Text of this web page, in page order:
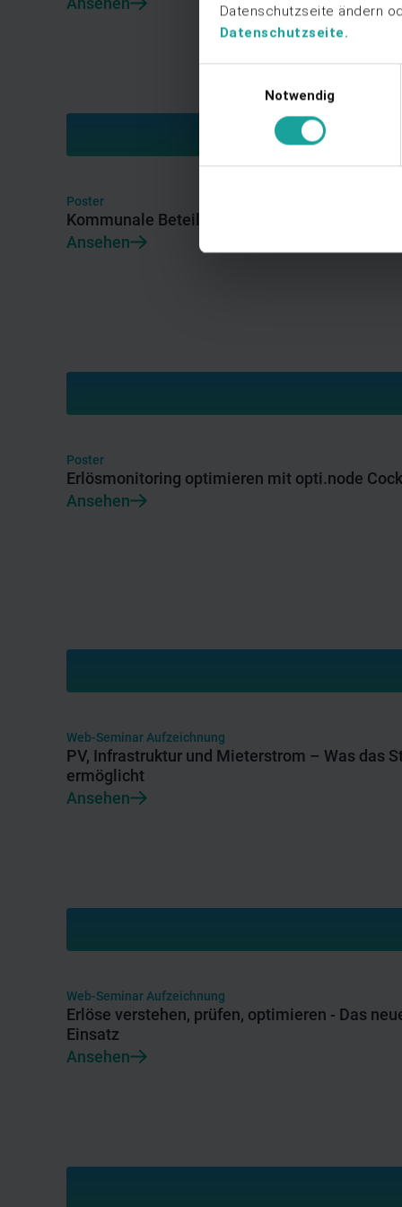
Datenschutzseite ändern
Datenschutzseite.
Notwendig
Poster
Kommunale Beteiligung mit node.energy
Ansehen
Poster
Erlösmonitoring optimieren mit opti.node
Ansehen
Web-Seminar Aufzeichnung
PV, Infrastruktur und Mieterstrom – Was das
ermöglicht
Ansehen
Web-Seminar Aufzeichnung
Erlöse verstehen, prüfen, optimieren - Das
Einsatz
Ansehen